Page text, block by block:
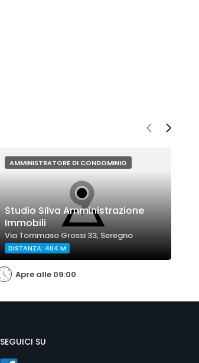
AMMINISTRATORE DI CONDOMINIO
Studio Silva Amministrazione
Immobili
Via Tommaso Grossi 33, Seregno
DISTANZA: 404 M
Apre alle 09:00
SEGUICI SU